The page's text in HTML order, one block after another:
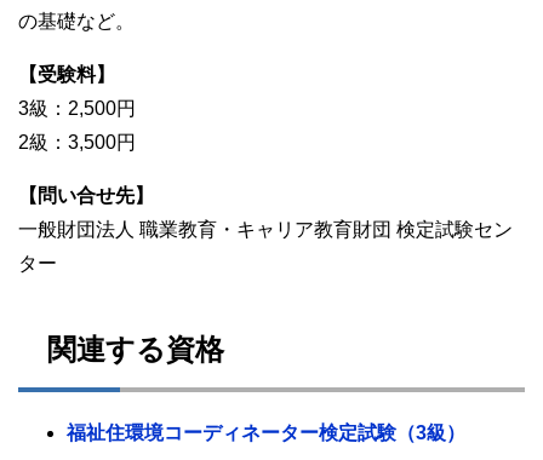
の基礎など。
【受験料】
3級：2,500円
2級：3,500円
【問い合せ先】
一般財団法人 職業教育・キャリア教育財団 検定試験セン
ター
関連する資格
福祉住環境コーディネーター検定試験（3級）